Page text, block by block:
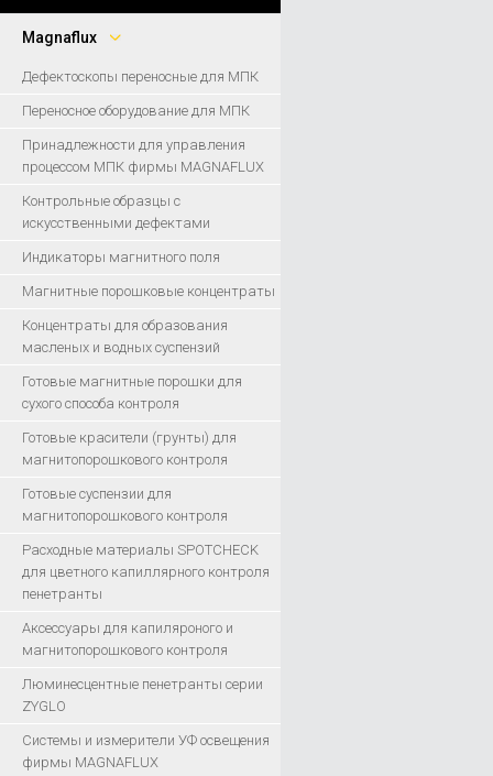
Magnaflux
Дефектоскопы переносные для МПК
Переносное оборудование для МПК
Принадлежности для управления
процессом МПК фирмы MAGNAFLUX
Контрольные образцы с
искусственными дефектами
Индикаторы магнитного поля
Магнитные порошковые концентраты
Концентраты для образования
масленых и водных суспензий
Готовые магнитные порошки для
сухого способа контроля
Готовые красители (грунты) для
магнитопорошкового контроля
Готовые суспензии для
магнитопорошкового контроля
Расходные материалы SPOTCHECK
для цветного капиллярного контроля
пенетранты
Аксессуары для капиляроного и
магнитопорошкового контроля
Люминесцентные пенетранты серии
ZYGLO
Системы и измерители УФ освещения
фирмы MAGNAFLUX